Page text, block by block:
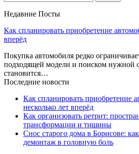
Недавние Посты
Как спланировать приобретение
вперёд
Покупка автомобиля редко
подходящей модели и поиском
становится…
Последние новости
Как спланировать приобретение
несколько лет вперёд
Как организовать ретрит:
трансформации и тишины
Снос старого дома в Борисове:
демонтаж в головную боль